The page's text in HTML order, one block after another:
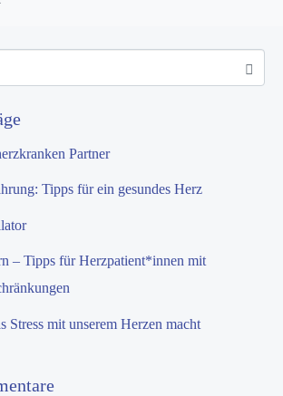
Partner
Tipps für ein gesundes Herz
– Tipps für Herzpatient*innen mit
Stress mit unserem Herzen macht